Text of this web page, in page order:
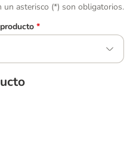
un asterisco (*) son obligatorios.
*